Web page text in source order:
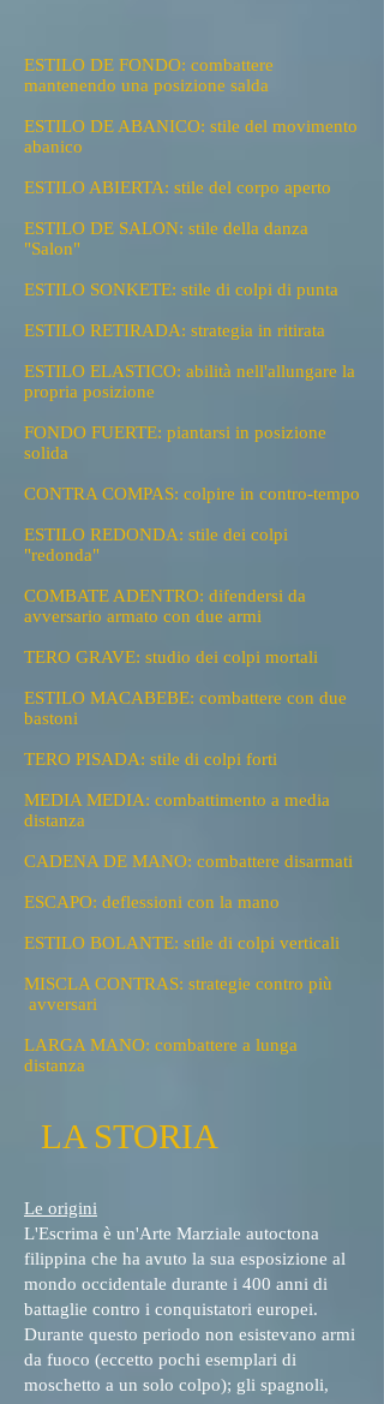
ESTILO DE FONDO: combattere
mantenendo una posizione salda
ESTILO DE ABANICO: stile del movimento
abanico
ESTILO ABIERTA: stile del corpo aperto
ESTILO DE SALON: stile della danza
"Salon"
ESTILO SONKETE: stile di colpi di punta
ESTILO RETIRADA: strategia in ritirata
ESTILO ELASTICO: abilità nell'allungare la
propria posizione
FONDO FUERTE: piantarsi in posizione
solida
CONTRA COMPAS: colpire in contro-tempo
ESTILO REDONDA: stile dei colpi
"redonda"
COMBATE ADENTRO: difendersi da
avversario armato con due armi
TERO GRAVE: studio dei colpi mortali
ESTILO MACABEBE: combattere con due
bastoni
TERO PISADA: stile di colpi forti
MEDIA MEDIA: combattimento a media
distanza
CADENA DE MANO: combattere disarmati
ESCAPO: deflessioni con la mano
ESTILO BOLANTE: stile di colpi verticali
MISCLA CONTRAS: strategie contro più
avversari
LARGA MANO: combattere a lunga
distanza
LA STORIA
Le origini
L'Escrima è un'Arte Marziale autoctona
filippina che ha avuto la sua esposizione al
mondo occidentale durante i 400 anni di
battaglie contro i conquistatori europei.
Durante questo periodo non esistevano armi
da fuoco (eccetto pochi esemplari di
moschetto a un solo colpo); gli spagnoli,